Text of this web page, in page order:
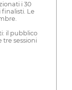
i 30
Le
il pubblico
tre sessioni